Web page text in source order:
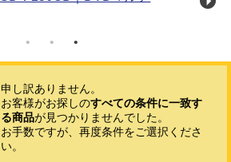
申し訳ありません。
お客様がお探しのすべての条件に一致す
る商品が見つかりませんでした。
お手数ですが、再度条件をご選択くださ
い。